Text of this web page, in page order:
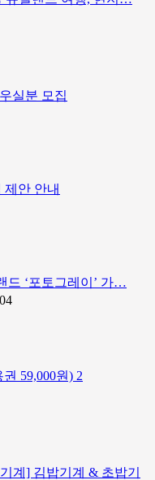
실분 모집
제안 안내
드 ‘포토그레이’ 가…
59,000원) 2
계] 김밥기계 & 초밥기